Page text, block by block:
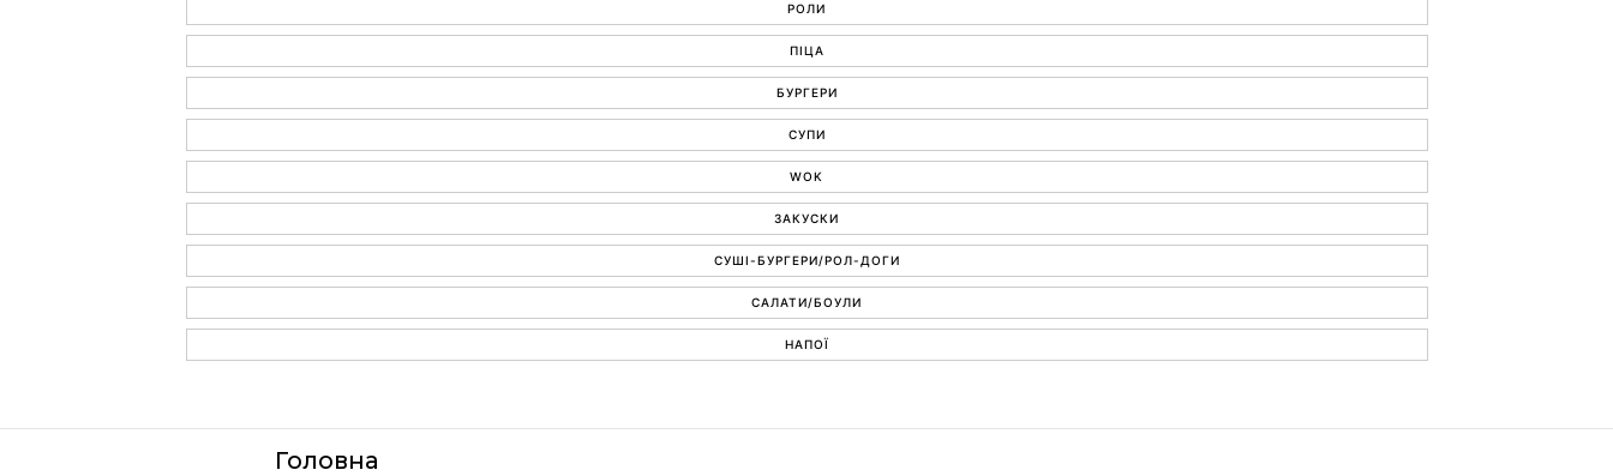
РОЛИ
ПІЦА
БУРГЕРИ
СУПИ
WOK
ЗАКУСКИ
СУШІ-БУРГЕРИ/РОЛ-ДОГИ
САЛАТИ/БОУЛИ
НАПОЇ
Головна